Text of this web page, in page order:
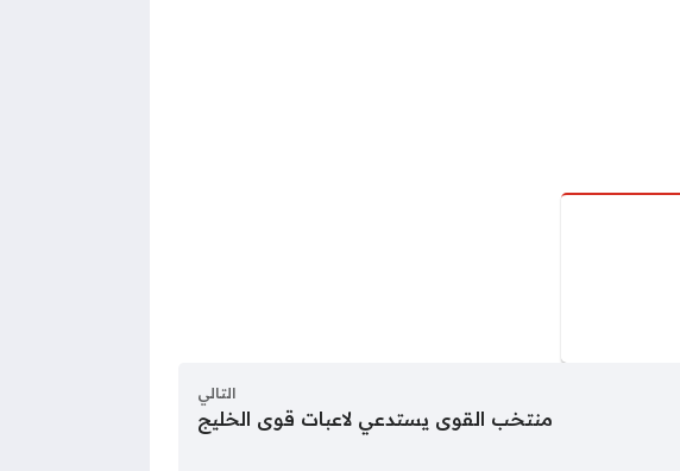
التالي
منتخب القوى يستدعي لاعبات قوى الخليج